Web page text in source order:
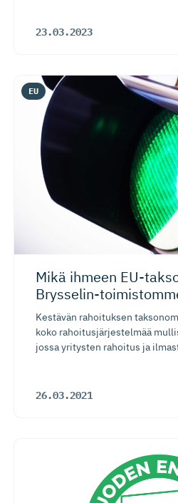
23.03.2023
Mikä ihmeen EU-
Brysselin-
Kestävän rahoituksen
koko rahoitusjärjestelmää
jossa yritysten rahoitus ja
26.03.2021
EU